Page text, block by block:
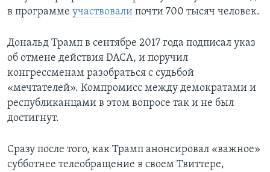
в программе участвовали почти 700 тысяч человек.
Дональд Трамп в сентябре 2017 года подписал указ
об отмене действия DACA, и поручил
конгрессменам разобраться с судьбой
«мечтателей». Компромисс между демократами и
республиканцами в этом вопросе так и не был
достигнут.
Сразу после того, как Трамп анонсировал «важное»
субботнее телеобращение в своем Твиттере,